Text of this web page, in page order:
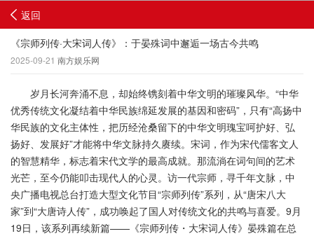
返回
《宗师列传·大宋词人传》：于晏殊词中邂逅一场古今共鸣
2025-09-21 南方娱乐网
岁月长河奔涌不息，却始终镌刻着中华文明的璀璨风华。“中华
优秀传统文化凝结着中华民族绵延发展的基因和密码”，只有“高扬中
华民族的文化主体性，把历经沧桑留下的中华文明瑰宝呵护好、弘
扬好、发展好”才能将中华文脉持久赓续。宋词，作为宋代儒客文人
的智慧精华，标志着宋代文学的最高成就。那流淌在词句间的艺术
光芒，至今仍能叩击现代人的心灵。访一代宗师，寻千年文脉，中
央广播电视总台打造大型文化节目“宗师列传”系列，从“唐宋八大
家”到“大唐诗人传”，成功唤起了国人对传统文化的共鸣与喜爱。9月
19日，该系列再续新篇——《宗师列传・大宋词人传》晏殊篇在总